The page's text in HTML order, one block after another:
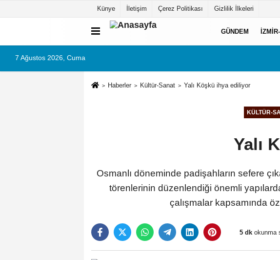
Künye İletişim Çerez Politikası Gizlilik İlkeleri
GÜNDEM
7 Ağustos 2026, Cuma
Haberler Kültür-Sanat Yalı Köşkü ihya ediliyor
KÜLTÜR-
Yalı
Osmanlı döneminde padişahların sefere
törenlerinin düzenlendiği önemli
çalışmalar kapsamında
5 dk okunma